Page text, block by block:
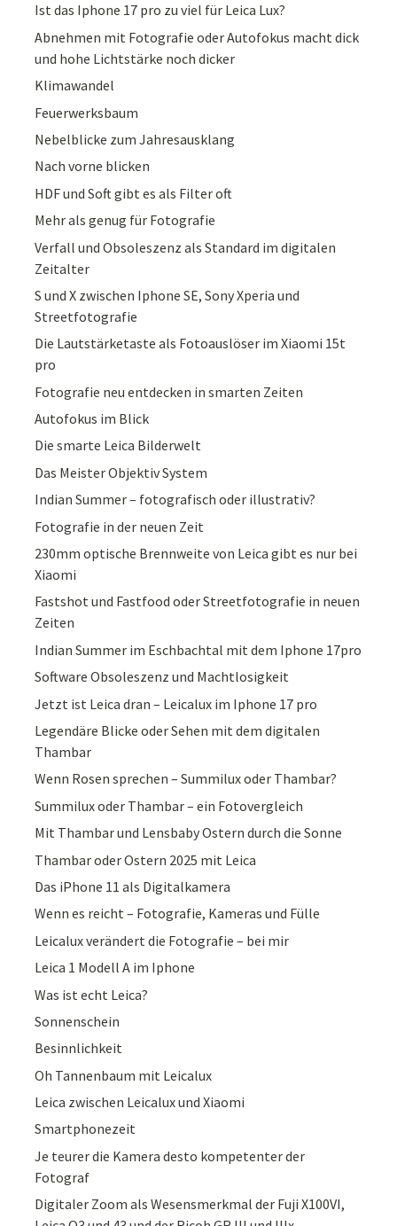
Ist das Iphone 17 pro zu viel für Leica Lux?
Abnehmen mit Fotografie oder Autofokus macht dick
und hohe Lichtstärke noch dicker
Klimawandel
Feuerwerksbaum
Nebelblicke zum Jahresausklang
Nach vorne blicken
HDF und Soft gibt es als Filter oft
Mehr als genug für Fotografie
Verfall und Obsoleszenz als Standard im digitalen
Zeitalter
S und X zwischen Iphone SE, Sony Xperia und
Streetfotografie
Die Lautstärketaste als Fotoauslöser im Xiaomi 15t
pro
Fotografie neu entdecken in smarten Zeiten
Autofokus im Blick
Die smarte Leica Bilderwelt
Das Meister Objektiv System
Indian Summer – fotografisch oder illustrativ?
Fotografie in der neuen Zeit
230mm optische Brennweite von Leica gibt es nur bei
Xiaomi
Fastshot und Fastfood oder Streetfotografie in neuen
Zeiten
Indian Summer im Eschbachtal mit dem Iphone 17pro
Software Obsoleszenz und Machtlosigkeit
Jetzt ist Leica dran – Leicalux im Iphone 17 pro
Legendäre Blicke oder Sehen mit dem digitalen
Thambar
Wenn Rosen sprechen – Summilux oder Thambar?
Summilux oder Thambar – ein Fotovergleich
Mit Thambar und Lensbaby Ostern durch die Sonne
Thambar oder Ostern 2025 mit Leica
Das iPhone 11 als Digitalkamera
Wenn es reicht – Fotografie, Kameras und Fülle
Leicalux verändert die Fotografie – bei mir
Leica 1 Modell A im Iphone
Was ist echt Leica?
Sonnenschein
Besinnlichkeit
Oh Tannenbaum mit Leicalux
Leica zwischen Leicalux und Xiaomi
Smartphonezeit
Je teurer die Kamera desto kompetenter der
Fotograf
Digitaler Zoom als Wesensmerkmal der Fuji X100VI,